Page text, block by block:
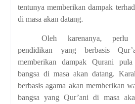
tentunya memberikan dampak
di masa akan datang.
Oleh karenanya, perlu
pendidikan yang berbasis
memberikan dampak Qurani
bangsa di masa akan datang.
berbasis agama akan memberikan
bangsa yang Qur’ani di masa